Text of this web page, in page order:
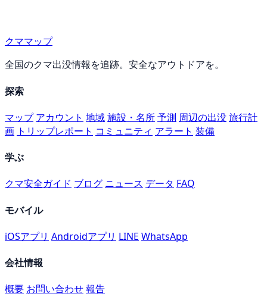
クママップ
全国のクマ出没情報を追跡。安全なアウトドアを。
探索
マップ アカウント 地域施設・名所予測 周辺の出没旅行計
画 トリップレポート コミュニティ アラート 装備
学ぶ
クマ安全ガイド ブログ ニュース データ FAQ
モバイル
iOSアプリ Androidアプリ LINE WhatsApp
会社情報
概要 お問い合わせ報告